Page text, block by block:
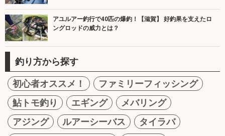
アユルアー釣行で40匹の爆釣！【滋賀】 好釣果を支えたロ
ングロッドの威力とは？
釣り方から探す
初心者オススメ！
ファミリーフィッシング
鮎トモ釣り
エギング
メバリング
アジング
ルアーシーバス
タイラバ